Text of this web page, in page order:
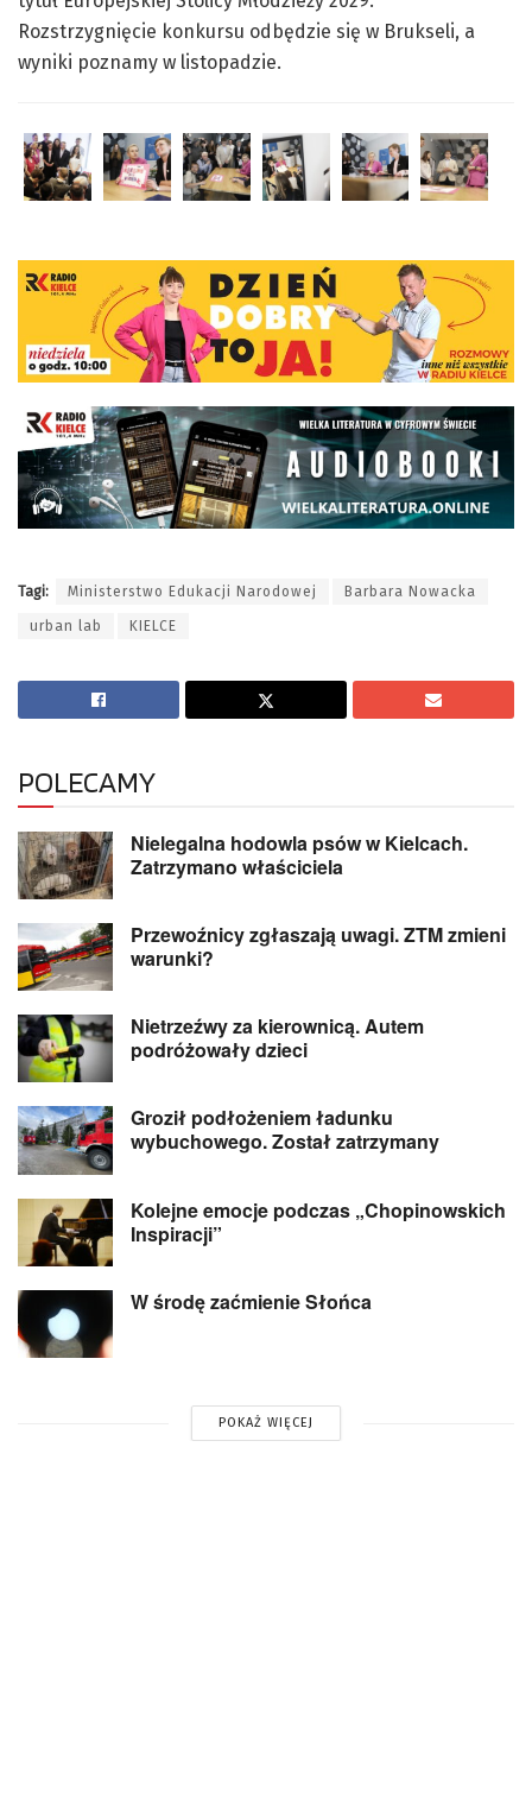
Rozstrzygnięcie konkursu odbędzie się w Brukseli, a
wyniki poznamy w listopadzie.
Tagi: Ministerstwo Edukacji Narodowej Barbara Nowacka
urban lab KIELCE
POLECAMY
Nielegalna hodowla psów w Kielcach.
Zatrzymano właściciela
Przewoźnicy zgłaszają uwagi. ZTM zmieni
warunki?
Nietrzeźwy za kierownicą. Autem
podróżowały dzieci
Groził podłożeniem ładunku
wybuchowego. Został zatrzymany
Kolejne emocje podczas „Chopinowskich
Inspiracji”
W środę zaćmienie Słońca
POKAŻ WIĘCEJ